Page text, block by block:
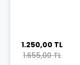
1.250,00 TL
1.655,00 TL